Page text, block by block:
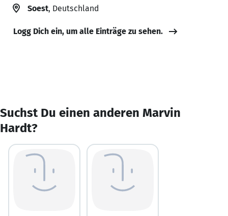
Soest, Deutschland
Logg Dich ein, um alle Einträge zu sehen.
Suchst Du einen anderen Marvin
Hardt?